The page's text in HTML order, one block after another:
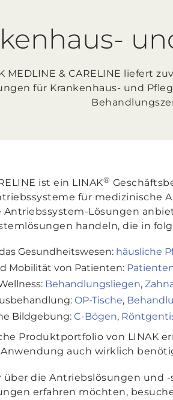
MEDLINE & CARELINE liefert
für Krankenhaus- und
ist ein LINAK®
für medizinische
Lösungen
handeln, die in
Gesundheitswesen: häusliche
Mobilität von Patienten:
Behandlungsliegen,
OP-Tische,
Bildgebung: C-Bögen,
Produktportfolio von LINAK
Anwendung auch wirklich
über die Antriebslösungen und
erfahren möchten,